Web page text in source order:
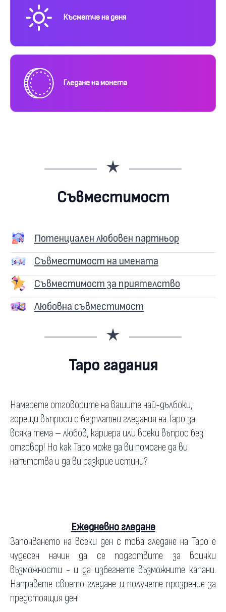
Късметче на деня
Гледане на монета
Съвместимост
Потенциален любовен партньор
Съвместимост на имената
Съвместимост за приятелство
Любовна съвместимост
Таро гадания
Намерете отговорите на вашите най-дълбоки,
горещи въпроси с безплатни гледания на Таро за
всяка тема – любов, кариера или всеки въпрос без
отговор! Но как Таро може да ви помогне да ви
напътства и да ви разкрие истини?
Ежедневно гледане
Започването на всеки ден с това гледане на Таро е
чудесен начин да се подготвите за всички
възможности - и да избегнете възможните капани.
Направете своето гледане и получете прозрение за
предстоящия ден!